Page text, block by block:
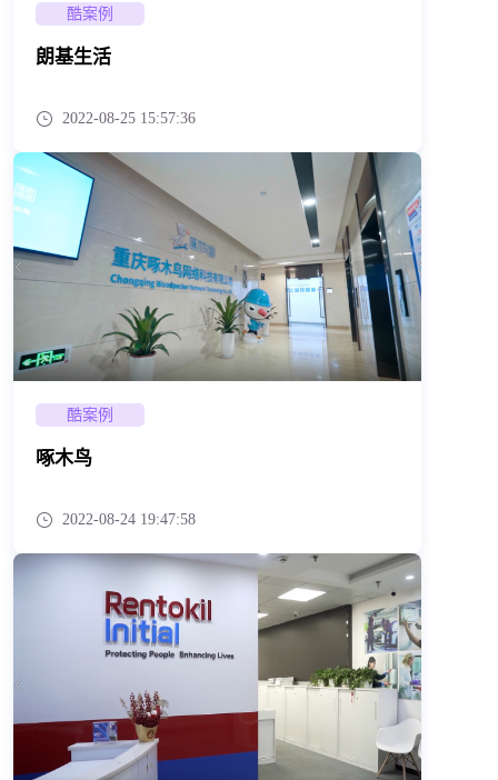
酷案例
朗基生活
2022-08-25 15:57:36
酷案例
啄木鸟
2022-08-24 19:47:58